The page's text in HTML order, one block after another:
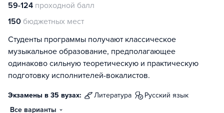
59-124 проходной балл
150 бюджетных мест
Студенты программы получают классическое
музыкальное образование, предполагающее
одинаково сильную теоретическую и практическую
подготовку исполнителей-вокалистов.
Экзамены в 35 вузах: литература
русский язык
Все варианты